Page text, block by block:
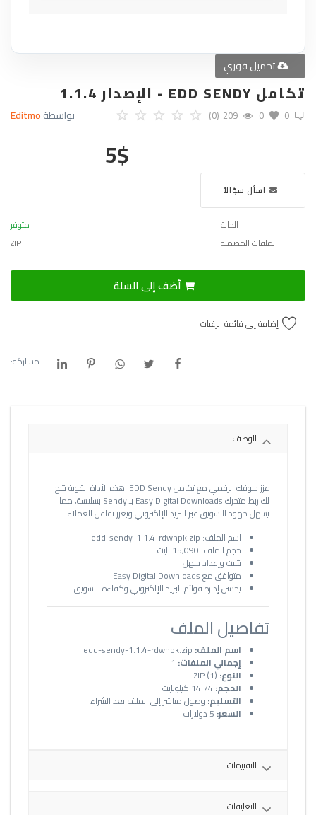
تحميل فوري
تكامل EDD SENDY - الإصدار 1.1.4
بواسطةEditmo 0
(0) 0
209
5$
اسأل سؤالاً
الحالة
متوفر
الملفات المضمنة
ZIP
أضف إلى السلة
إضافة إلى قائمة الرغبات
مشاركة:
الوصف
عزز سوقك الرقمي مع تكامل EDD Sendy. هذه الأداة القوية تتيح
لك ربط متجرك Easy Digital Downloads بـ Sendy بسلاسة، مما
يسهل جهود التسويق عبر البريد الإلكتروني ويعزز تفاعل العملاء.
اسم الملف: edd-sendy-1.1.4-rdwnpk.zip
حجم الملف: 15,090 بايت
تثبيت وإعداد سهل
متوافق مع Easy Digital Downloads
يحسن إدارة قوائم البريد الإلكتروني وكفاءة التسويق
تفاصيل الملف
اسم الملف:
إجمالي الملفات:
النوع:ZIP (1)
الحجم:
التسليم: وصول مباشر إلى الملف بعد الشراء
السعر:
التقييمات
التعليقات